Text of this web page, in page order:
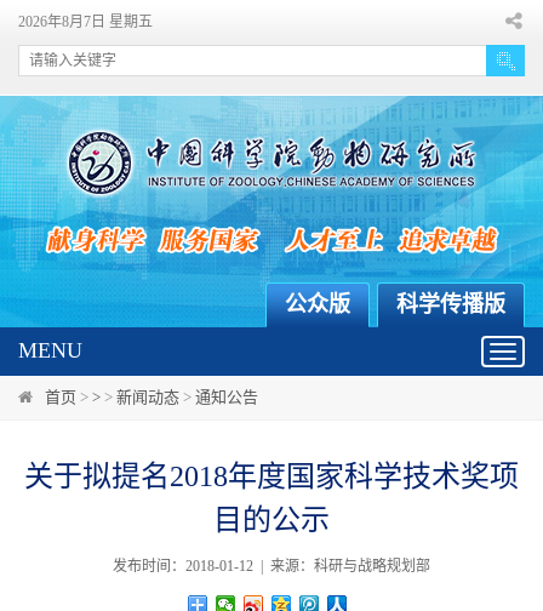
2026年8月7日 星期五
科学传播版
公众版
MENU
首页 > > > 新闻动态 > 通知公告
关于拟提名2018年度国家科学技术奖项
目的公示
发布时间：2018-01-12 | 来源：科研与战略规划部